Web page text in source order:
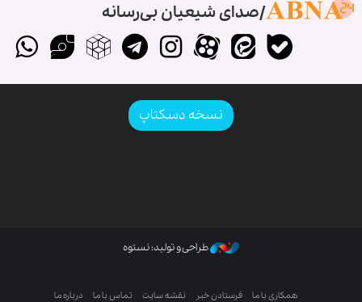
صدای شیعیان بی‌رسانه
نسخه دسکتاپ
طراحی و تولید: نستوه
همکاری با ما فرستادن خبر نقشه سایت تماس با ما درباره ما